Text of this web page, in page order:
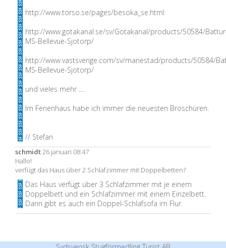
http://www.torso.se/pages/besoka_se.html
http://www.gotakanal.se/sv/Gotakanal/products/50584/
MS-Bellevue-Sjotorp/
http://www.vastsverige.com/sv/mariestad/products/50584/
MS-Bellevue-Sjotorp/
und vieles mehr ....
Im Ferienhaus habe ich immer die neuesten Broschüren.
// Stefan
schmidt26 januari 08:47
Hallo!
verfügt das Haus über 2 Schlafzimmer mit Doppelbetten?
Das Haus verfügt über 3 Schlafzimmer mit je einem
Doppelbett und ein Schlafzimmer mit einem Einzelbett.
Dann gibt es auch ein Doppel-Schlafsofa im Flur.